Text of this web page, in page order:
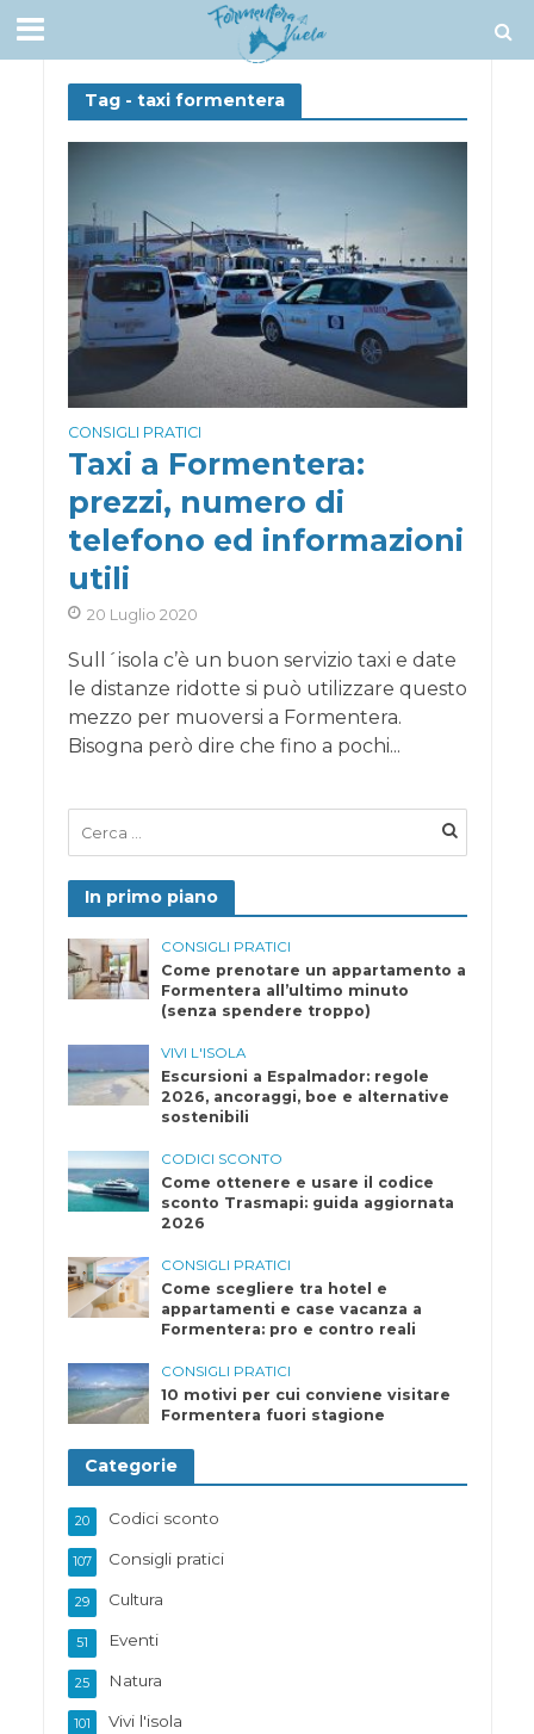
Tag - taxi formentera
CONSIGLI PRATICI
Taxi a Formentera:
prezzi, numero di
telefono ed informazioni
utili
20 Luglio 2020
Sull´isola c’è un buon servizio taxi e date
le distanze ridotte si può utilizzare questo
mezzo per muoversi a Formentera.
Bisogna però dire che fino a pochi...
In primo piano
CONSIGLI PRATICI
Come prenotare un appartamento a
Formentera all’ultimo minuto
(senza spendere troppo)
VIVI L'ISOLA
Escursioni a Espalmador: regole
2026, ancoraggi, boe e alternative
sostenibili
CODICI SCONTO
Come ottenere e usare il codice
sconto Trasmapi: guida aggiornata
2026
CONSIGLI PRATICI
Come scegliere tra hotel e
appartamenti e case vacanza a
Formentera: pro e contro reali
CONSIGLI PRATICI
10 motivi per cui conviene visitare
Formentera fuori stagione
Categorie
Codici sconto
20
Consigli pratici
107
Cultura
29
Eventi
51
Natura
25
Vivi l'isola
101